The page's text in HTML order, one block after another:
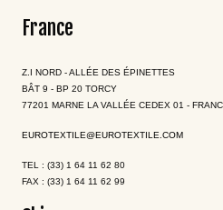
France
Z.I NORD - ALLÉE DES ÉPINETTES
BÂT 9 - BP 20 TORCY
77201 MARNE LA VALLÉE CEDEX 01 -
EUROTEXTILE@EUROTEXTILE.COM
TEL : (33) 1 64 11 62 80
FAX : (33) 1 64 11 62 99